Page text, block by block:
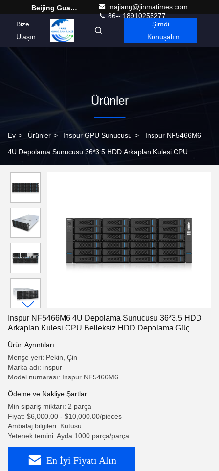
Beijing Guangtian Runze Technology Co., Ltd.
majiang@jinmatimes.com
86-- 18910255277
Bize
Ulaşın
Turkish
Şimdi
Konuşalım.
Ürünler
Ev > Ürünler > Inspur GPU Sunucusu > Inspur NF5466M6
4U Depolama Sunucusu 36*3.5 HDD Arkaplan Kulesi CPU
Inspur NF5466M6 4U Depolama Sunucusu 36*3.5 HDD
Arkaplan Kulesi CPU Belleksiz HDD Depolama Güç
Ürün Ayrıntıları
Menşe yeri: Pekin, Çin
Marka adı: inspur
Model numarası: Inspur NF5466M6
Ödeme ve Nakliye Şartları
Min sipariş miktarı: 2 parça
Fiyat: $6,000.00 - $10,000.00/pieces
Ambalaj bilgileri: Kutusu
Yetenek temini: Ayda 1000 parça/parça
En İyi Fiyatı Alın